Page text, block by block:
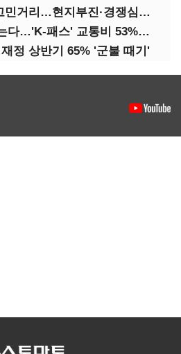
'중화권 리스크'도 고민거리…현지부진·경쟁심화·양안냉각
대중교통비 돌려받는다…'K-패스' 교통비 53%까지 환급
정 상반기 65% '군불 때기'